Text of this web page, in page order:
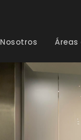
Nosotros